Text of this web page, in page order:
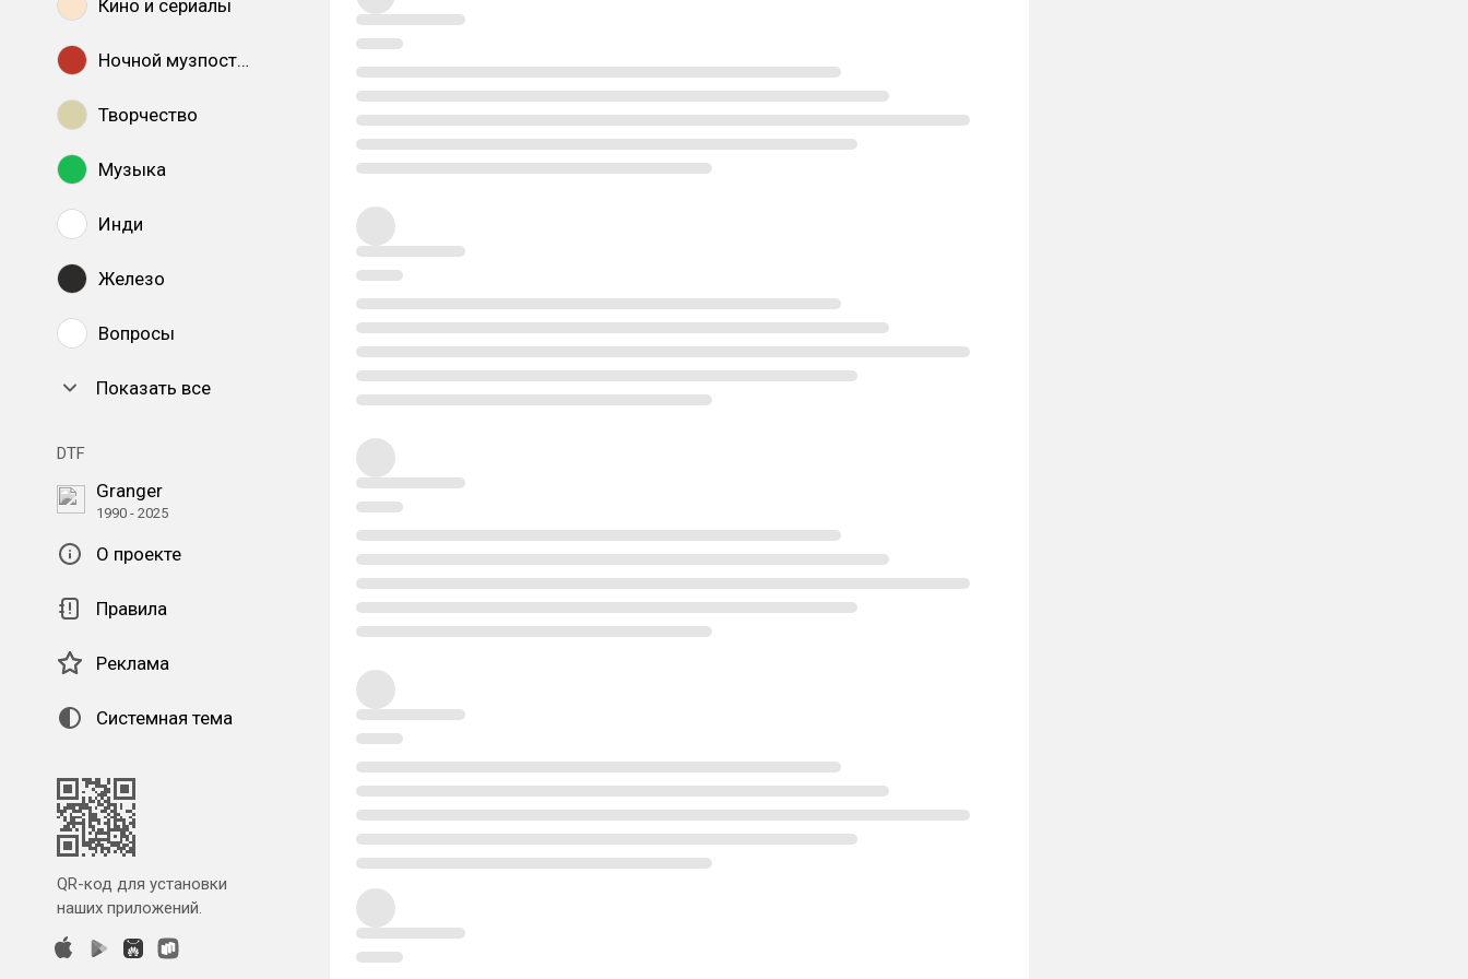
Кино и сериалы
Ночной музпостинг
Творчество
Музыка
Инди
Железо
Вопросы
Показать все
DTF
Granger
1990 - 2025
О проекте
Правила
Реклама
Системная тема
QR-код для установки
наших приложений.